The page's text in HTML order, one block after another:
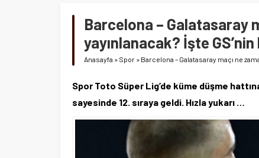
Barcelona – Galatasaray
yayınlanacak? İşte
Anasayfa » Spor » Barcelona – Galatasaray maçı ne
Spor Toto Süper Lig’de küme düşme
sayesinde 12. sıraya geldi. Hızla yukarı …